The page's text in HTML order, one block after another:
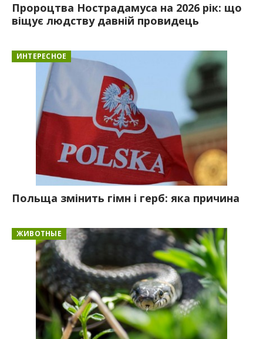
Пророцтва Нострадамуса на 2026 рік: що
віщує людству давній провидець
ИНТЕРЕСНОЕ
Польща змінить гімн і герб: яка причина
ЖИВОТНЫЕ